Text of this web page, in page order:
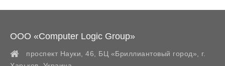
ООО «Computer Logic Group»
проспект Науки, 46, БЦ «Бриллиантовый город»,
г.